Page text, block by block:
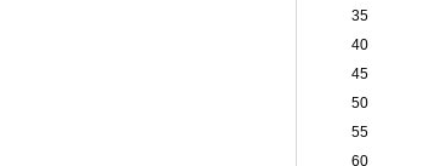
35
40
45
50
55
60